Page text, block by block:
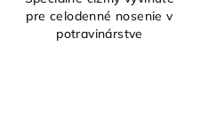
pre celodenné nosenie v
potravinárstve